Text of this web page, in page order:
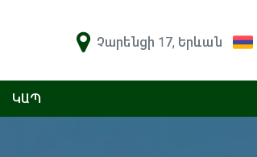
Չարենցի 17, Երևան
ԿԱՊ